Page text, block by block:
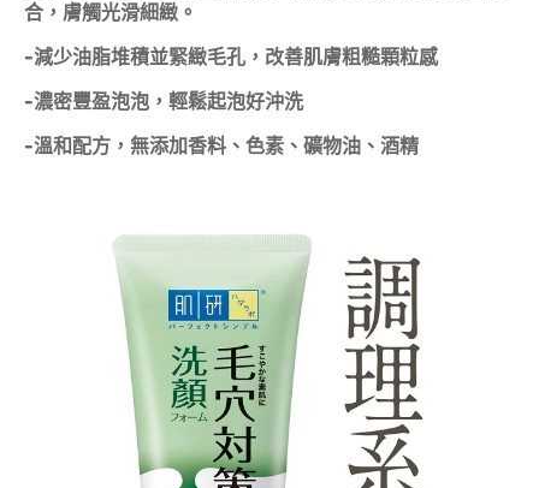
合，膚觸光滑細緻。
-減少油脂堆積並緊緻毛孔，改善肌膚粗糙顆粒感
-濃密豐盈泡泡，輕鬆起泡好沖洗
-溫和配方，無添加香料、色素、礦物油、酒精